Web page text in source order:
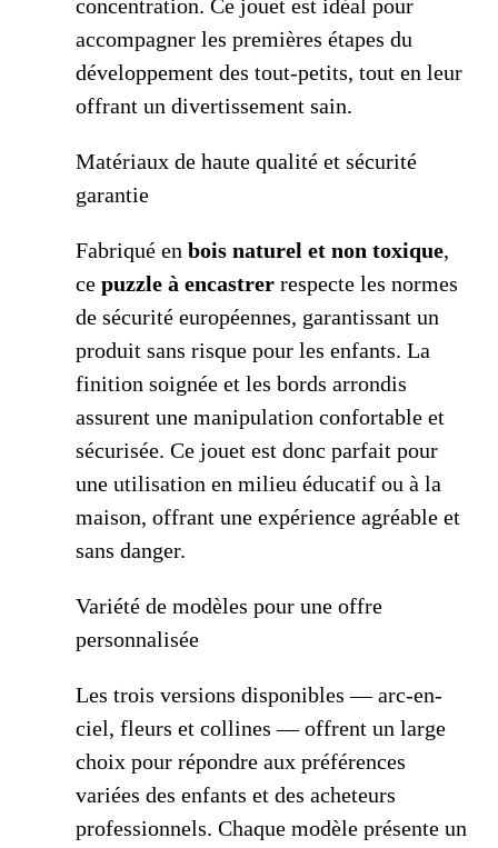
concentration. Ce jouet est idéal pour
accompagner les premières étapes du
développement des tout-petits, tout en leur
offrant un divertissement sain.
Matériaux de haute qualité et sécurité
garantie
Fabriqué en bois naturel et non toxique,
ce puzzle à encastrer respecte les normes
de sécurité européennes, garantissant un
produit sans risque pour les enfants. La
finition soignée et les bords arrondis
assurent une manipulation confortable et
sécurisée. Ce jouet est donc parfait pour
une utilisation en milieu éducatif ou à la
maison, offrant une expérience agréable et
sans danger.
Variété de modèles pour une offre
personnalisée
Les trois versions disponibles — arc-en-
ciel, fleurs et collines — offrent un large
choix pour répondre aux préférences
variées des enfants et des acheteurs
professionnels. Chaque modèle présente un